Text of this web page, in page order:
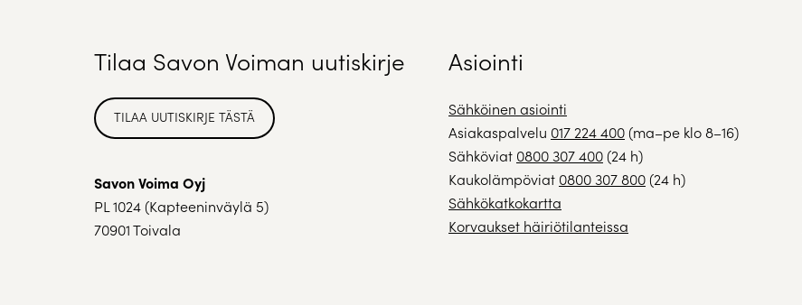
Tilaa Savon Voiman uutiskirje
TILAA UUTISKIRJE TÄSTÄ
Savon Voima Oyj
PL 1024 (Kapteeninväylä 5)
70901 Toivala
Asiointi
Sähköinen asiointi
Asiakaspalvelu 017 224 400(ma–pe klo 8–16)
Sähköviat 0800 307 400(24 h)
Kaukolämpöviat 0800 307 800(24 h)
Sähkökatkokartta
Korvaukset häiriötilanteissa